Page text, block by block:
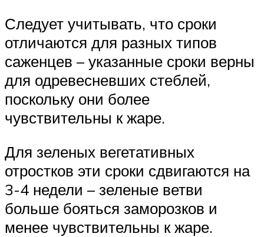
Следует учитывать, что сроки
отличаются для разных типов
саженцев – указанные сроки верны
для одревесневших стеблей,
поскольку они более
чувствительны к жаре.
Для зеленых вегетативных
отростков эти сроки сдвигаются на
3-4 недели – зеленые ветви
больше бояться заморозков и
менее чувствительны к жаре.